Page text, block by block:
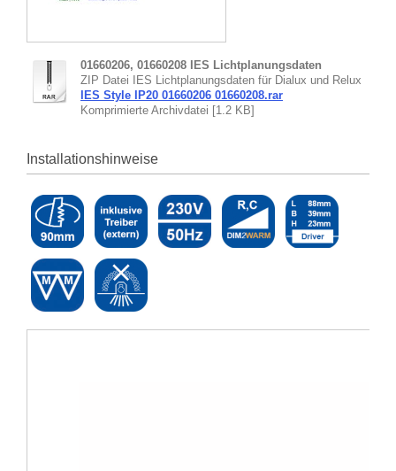
01660206, 01660208 IES Lichtplanungsdaten
ZIP Datei IES Lichtplanungsdaten für Dialux und Relux
IES Style IP20 01660206 01660208.rar
Komprimierte Archivdatei [1.2 KB]
Installationshinweise